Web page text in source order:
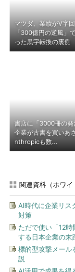
マツダ、業績がV字
「300億円の逆風」
った黒字転換の裏側
書店に「3000冊の発
企業が古書を買い
nthropicも数...
関連資料（ホワイ
AI時代に企業リス
対策
ただで使い「12
する日本企業の末
標的型攻撃メール
説